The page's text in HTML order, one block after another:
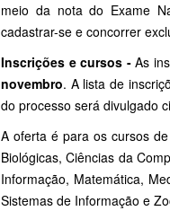
meio da nota do Exame
cadastrar-se e concorrer
Inscrições e cursos -As
novembro. A lista de
do processo será divulgado
A oferta é para os cursos
Biológicas, Ciências da
Informação, Matemática,
Sistemas de Informação e